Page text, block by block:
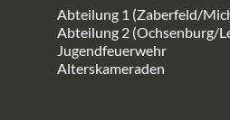
Abteilung 1 (Zaberfeld/
Abteilung 2 (Ochsenburg/
Jugendfeuerwehr
Alterskameraden